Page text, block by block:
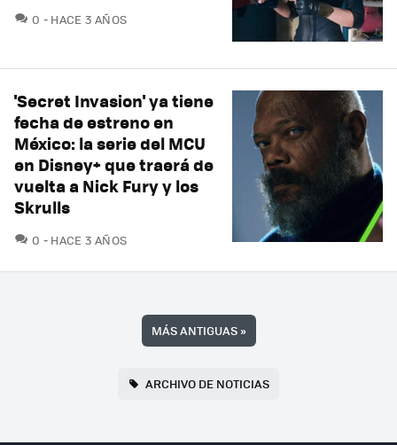
0 COMENTARIOS
HACE 3 AÑOS
'Secret Invasion' ya tiene
fecha de estreno en
México: la serie del MCU
en Disney+ que traerá de
vuelta a Nick Fury y los
Skrulls
0 COMENTARIOS
HACE 3 AÑOS
MÁS ANTIGUAS»
ARCHIVO DE NOTICIAS